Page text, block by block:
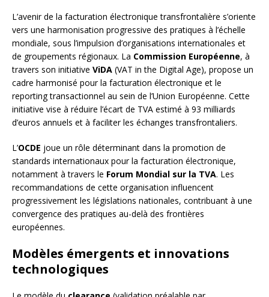
L’avenir de la facturation électronique transfrontalière s’oriente
vers une harmonisation progressive des pratiques à l’échelle
mondiale, sous l’impulsion d’organisations internationales et
de groupements régionaux. La Commission Européenne, à
travers son initiative ViDA (VAT in the Digital Age), propose un
cadre harmonisé pour la facturation électronique et le
reporting transactionnel au sein de l’Union Européenne. Cette
initiative vise à réduire l’écart de TVA estimé à 93 milliards
d’euros annuels et à faciliter les échanges transfrontaliers.
L’OCDE joue un rôle déterminant dans la promotion de
standards internationaux pour la facturation électronique,
notamment à travers le Forum Mondial sur la TVA. Les
recommandations de cette organisation influencent
progressivement les législations nationales, contribuant à une
convergence des pratiques au-delà des frontières
européennes.
Modèles émergents et innovations
technologiques